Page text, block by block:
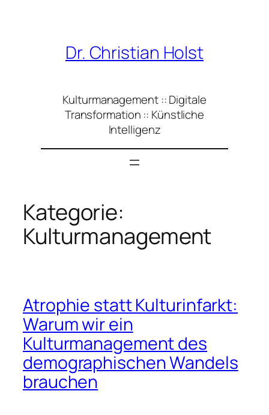
Dr. Christian Holst
Kulturmanagement :: Digitale
Transformation :: Künstliche
Intelligenz
Kategorie:
Kulturmanagement
Atrophie statt Kulturinfarkt:
Warum wir ein
Kulturmanagement des
demographischen Wandels
brauchen